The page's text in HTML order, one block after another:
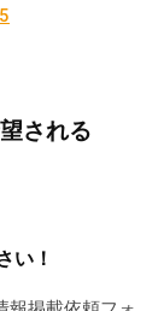
される
い！